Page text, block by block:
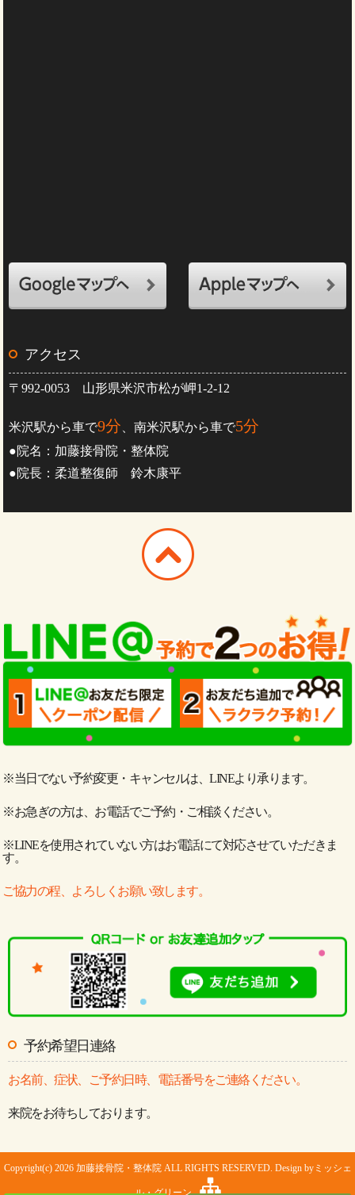
アクセス
〒992-0053 山形県米沢市松が岬1-2-12
米沢駅から車で9分 、南米沢駅から車で5分
●院名：加藤接骨院・整体院
●院長：柔道整復師 鈴木康平
※当日でない予約変更・キャンセルは、LINEより承ります。
※お急ぎの方は、お電話でご予約・ご相談ください。
※LINEを使用されていない方はお電話にて対応させていただきま
す。
ご協力の程、よろしくお願い致します。
予約希望日連絡
お名前、症状、ご予約日時、電話番号をご連絡ください。
来院をお待ちしております。
Copyright(c) 2026 加藤接骨院・整体院 ALL RIGHTS RESERVED. Design byミッシェ